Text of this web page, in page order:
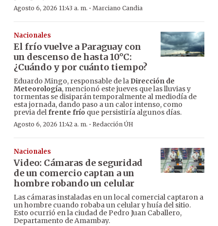
Agosto 6, 2026 11:43 a. m. · Marciano Candia
Nacionales
El frío vuelve a Paraguay con
un descenso de hasta 10°C:
¿Cuándo y por cuánto tiempo?
Eduardo Mingo, responsable de la Dirección de
Meteorología, mencionó este jueves que las lluvias y
tormentas se disiparán temporalmente al mediodía de
esta jornada, dando paso a un calor intenso, como
previa delfrente frío que persistiría algunos días.
Agosto 6, 2026 11:42 a. m. · Redacción ÚH
Nacionales
Video: Cámaras de seguridad
de un comercio captan a un
hombre robando un celular
Las cámaras instaladas en un local comercial captaron a
un hombre cuando robaba un celular y huía del sitio.
Esto ocurrió en la ciudad de Pedro Juan Caballero,
Departamento de Amambay.